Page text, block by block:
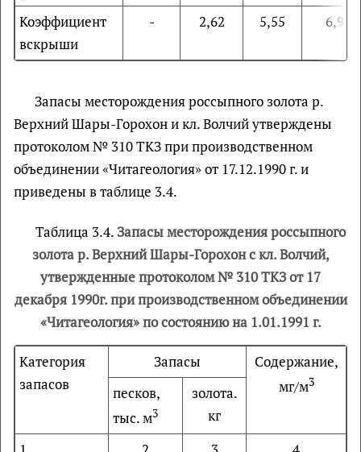
Коэффициент
вскрыши
- 2,62 5,55 6,95
Запасы месторождения россыпного золота р.
Верхний Шары-Горохон и кл. Волчий утверждены
протоколом № 310 ТКЗ при производственном
объединении «Читагеология» от 17.12.1990 г. и
приведены в таблице 3.4.
Таблица 3.4. Запасы месторождения россыпного
золота р. Верхний Шары-Горохон с кл. Волчий,
утвержденные протоколом № 310 ТКЗ от 17
декабря 1990г. при производственном объединении
«Читагеология» по состоянию на 1.01.1991 г.
Категория
запасов
Запасы
Содержание,
мг/м3
песков,
тыс. м3
золота.
кг